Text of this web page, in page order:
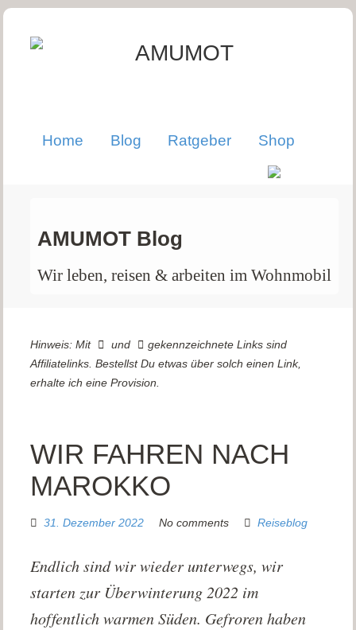
Home Blog Ratgeber Shop
AMUMOT Blog
Wir leben, reisen & arbeiten im Wohnmobil
Hinweis: Mit und
gekennzeichnete Links sind
Affiliatelinks. Bestellst Du etwas über solch einen Link,
erhalte ich eine Provision.
WIR FAHREN NACH
MAROKKO
31. Dezember 2022 No comments Reiseblog
Endlich sind wir wieder unterwegs, wir
starten zur Überwinterung 2022 im
hoffentlich warmen Süden. Gefroren haben